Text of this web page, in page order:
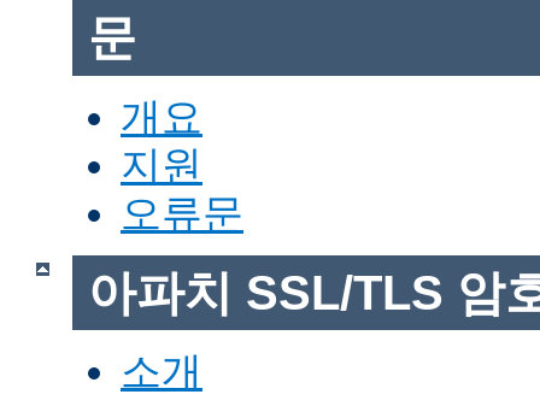
문
개요
지원
오류문
아파치 SSL/TLS 암
소개